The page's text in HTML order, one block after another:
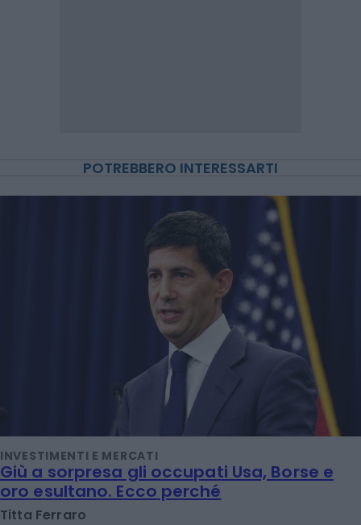
POTREBBERO INTERESSARTI
INVESTIMENTI E MERCATI
Giù a sorpresa gli occupati Usa, Borse e
oro esultano. Ecco perché
Titta Ferraro